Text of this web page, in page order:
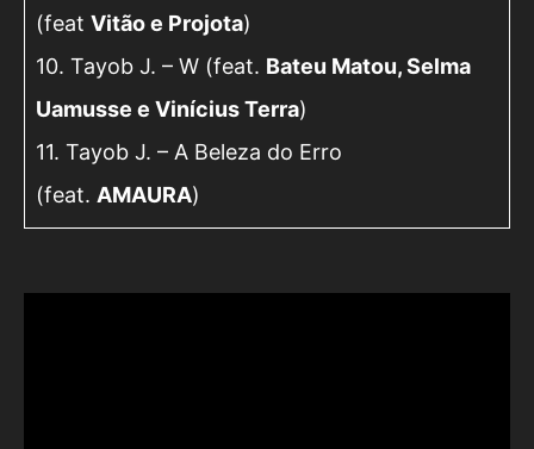
(feat Vitão e Projota)
10. Tayob J. – W (feat. Bateu Matou, Selma
Uamusse e Vinícius Terra)
11. Tayob J. – A Beleza do Erro
(feat. AMAURA)